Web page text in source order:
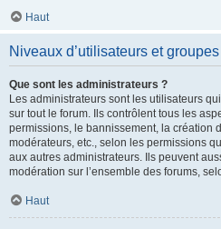
Haut
Niveaux d’utilisateurs et groupes
Que sont les administrateurs ?
Les administrateurs sont les utilisateurs
sur tout le forum. Ils contrôlent tous les
permissions, le bannissement, la création
modérateurs, etc., selon les permissions
aux autres administrateurs. Ils peuvent
modération sur l’ensemble des forums,
Haut